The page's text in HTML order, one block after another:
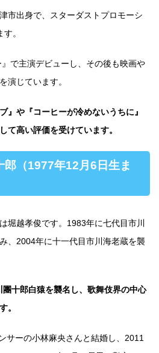
市出身で、スターダストプロモーシ
。
で主演デビューし、その後も映画や
演じています。
』や『コーヒーが冷めないうちに』
て高い評価を受けています。
郎（1977年12月6日生ま
堀越孝俊です。1983年に七代目市川
、2004年に十一代目市川海老蔵を襲
十郎白猿を襲名し、歌舞伎界の中心
。
サーの小林麻央さんと結婚し、2011